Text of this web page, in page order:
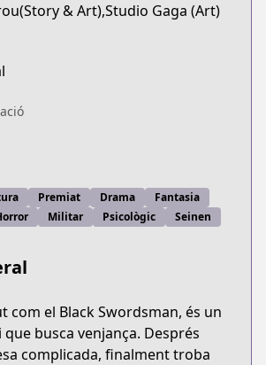
& Art),Studio Gaga (Art)
Premiat Drama
Fantasia
Militar Psicològic Seinen
com el Black Swordsman, és un
busca venjança. Després
complicada, finalment troba